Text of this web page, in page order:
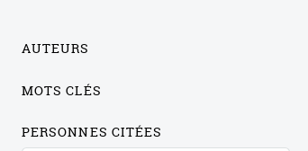
AUTEURS
MOTS CLÉS
PERSONNES CITÉES